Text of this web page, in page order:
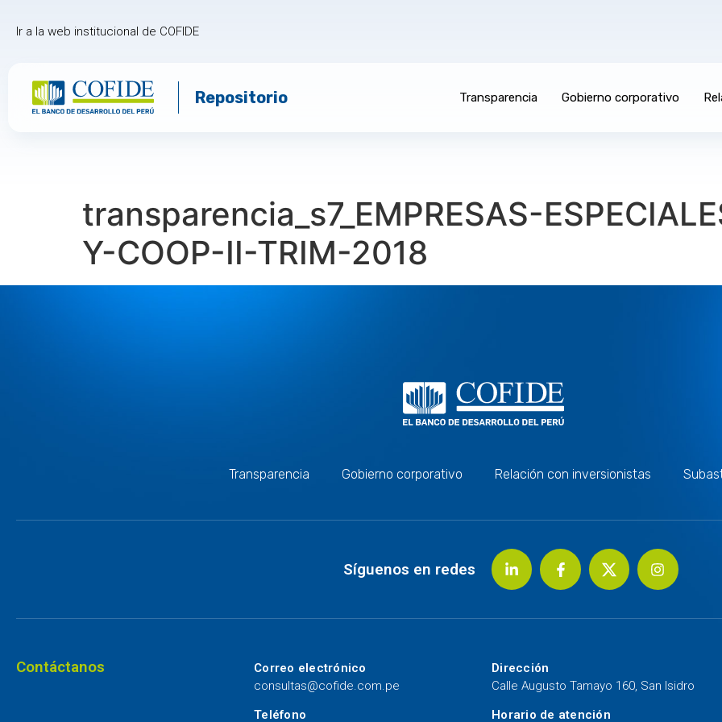
Ir a la web institucional de COFIDE
Repositorio Transparencia Gobierno corporativo
transparencia_s7_EMPRESAS-
Y-COOP-II-TRIM-2018
Transparencia Gobierno corporativo Relación con inversionistas
Síguenos en redes
Contáctanos
Correo electrónico
consultas@cofide.com.pe
Teléfono
Dirección
Calle Augusto Tamayo 160, San Isidro
Horario de atención